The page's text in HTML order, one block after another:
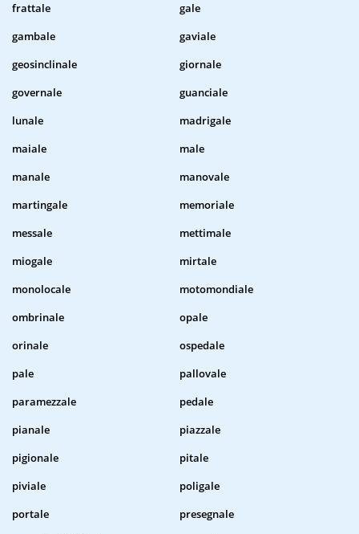
frattale
gale
gambale
gaviale
geosinclinale
giornale
governale
guanciale
lunale
madrigale
maiale
male
manale
manovale
martingale
memoriale
messale
mettimale
miogale
mirtale
monolocale
motomondiale
ombrinale
opale
orinale
ospedale
pale
pallovale
paramezzale
pedale
pianale
piazzale
pigionale
pitale
piviale
poligale
portale
presegnale